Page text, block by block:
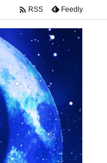
 RSS Feedly